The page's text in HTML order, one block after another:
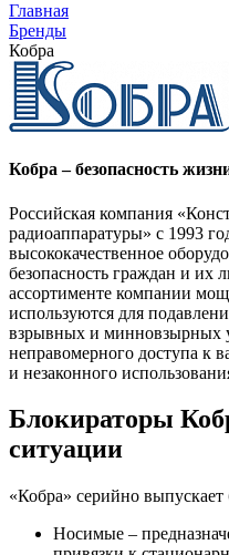
Главная
Бренды
Кобра
Кобра – безопасность
Российская компания
радиоаппаратуры» с 1993
высококачественное
безопасность граждан и
ассортименте компании
используются для
взрывных и минновзырных
неправомерного доступа
и незаконного
Блокираторы
ситуации
«Кобра» серийно
Носимые –